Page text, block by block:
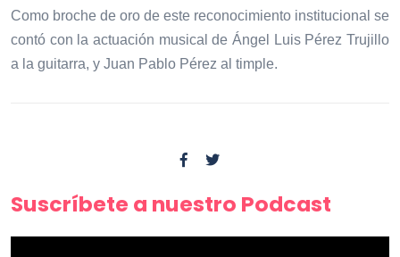
Como broche de oro de este reconocimiento institucional se
contó con la actuación musical de Ángel Luis Pérez Trujillo
a la guitarra, y Juan Pablo Pérez al timple.
Suscríbete a nuestro Podcast